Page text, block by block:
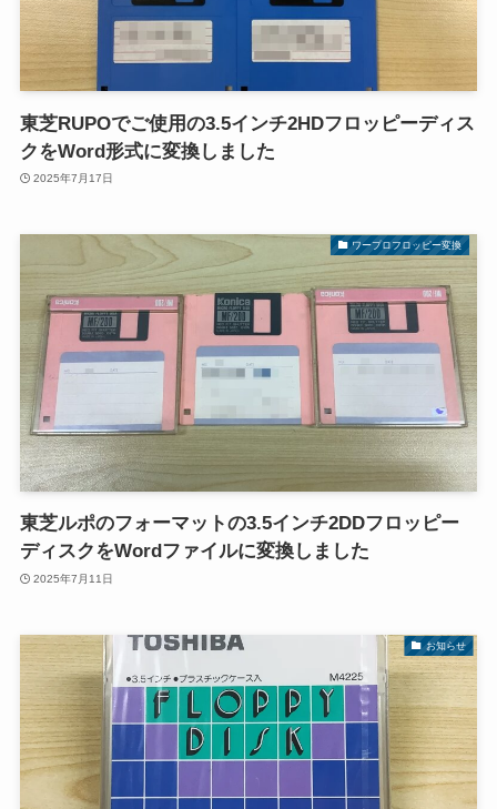
東芝RUPOでご使用の3.5インチ2HDフロッピーディス
クをWord形式に変換しました
2025年7月17日
ワープロフロッピー変換
東芝ルポのフォーマットの3.5インチ2DDフロッピー
ディスクをWordファイルに変換しました
2025年7月11日
お知らせ